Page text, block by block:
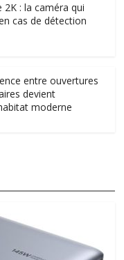
2K : la caméra qui
cas de détection
entre ouvertures
devient
moderne